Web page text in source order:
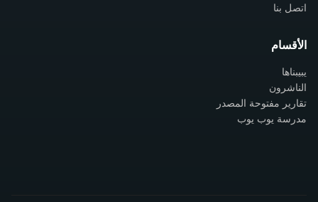
اتصل بنا
الأقسام
يبيبناها
الناشرون
تقارير مفتوحة المصدر
مدرسة يوب يوب